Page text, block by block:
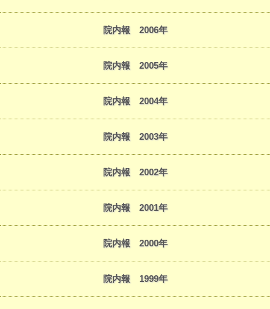
院内報 2006年
院内報 2005年
院内報 2004年
院内報 2003年
院内報 2002年
院内報 2001年
院内報 2000年
院内報 1999年